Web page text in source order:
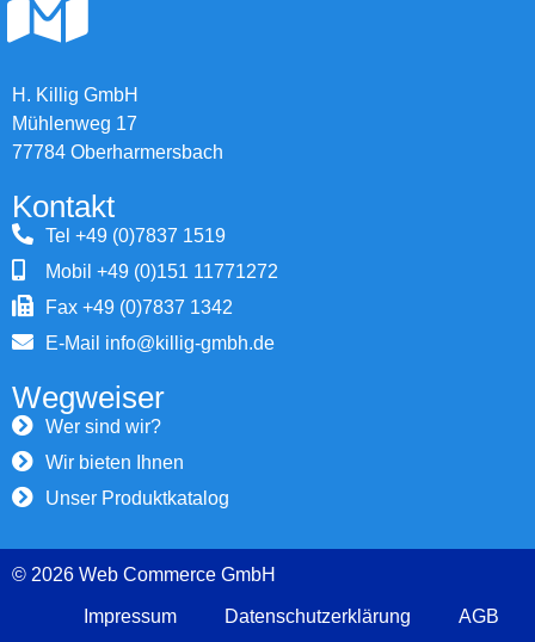
H. Killig GmbH
Mühlenweg 17
77784 Oberharmersbach
Kontakt
Tel +49 (0)7837 1519
Mobil +49 (0)151 11771272
Fax +49 (0)7837 1342
E-Mail info@killig-gmbh.de
Wegweiser
Wer sind wir?
Wir bieten Ihnen
Unser Produktkatalog
© 2026 Web Commerce GmbH
Impressum Datenschutzerklärung AGB